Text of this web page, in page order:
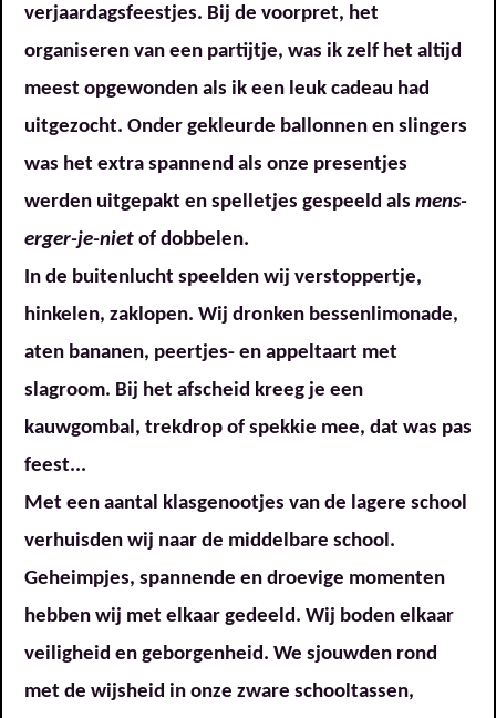
verjaardagsfeestjes. Bij de voorpret, het
organiseren van een partijtje, was ik zelf het altijd
meest opgewonden als ik een leuk cadeau had
uitgezocht. Onder gekleurde ballonnen en slingers
was het extra spannend als onze presentjes
werden uitgepakt en spelletjes gespeeld als mens-
erger-je-niet of dobbelen.
In de buitenlucht speelden wij verstoppertje,
hinkelen, zaklopen. Wij dronken bessenlimonade,
aten bananen, peertjes- en appeltaart met
slagroom. Bij het afscheid kreeg je een
kauwgombal, trekdrop of spekkie mee, dat was pas
feest...
Met een aantal klasgenootjes van de lagere school
verhuisden wij naar de middelbare school.
Geheimpjes, spannende en droevige momenten
hebben wij met elkaar gedeeld. Wij boden elkaar
veiligheid en geborgenheid. We sjouwden rond
met de wijsheid in onze zware schooltassen,